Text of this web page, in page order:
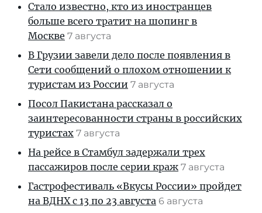
Стало известно, кто из иностранцев
больше всего тратит на шопинг в
Москве 7 августа
В Грузии завели дело после появления в
Сети сообщений о плохом отношении к
туристам из России 7 августа
Посол Пакистана рассказал о
заинтересованности страны в российских
туристах 7 августа
На рейсе в Стамбул задержали трех
пассажиров после серии краж 7 августа
Гастрофестиваль «Вкусы России» пройдет
на ВДНХ с 13 по 23 августа 6 августа